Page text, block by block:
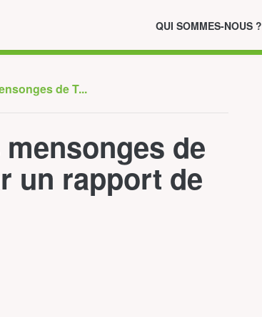
QUI SOMMES-NOUS ?
de T...
de
un rapport de